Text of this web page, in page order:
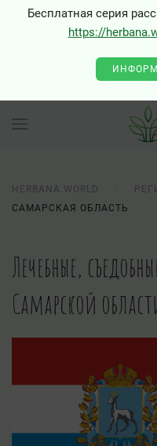
Бесплатная серия
https://
HERBANA.WORLD
САМАРСКАЯ ОБЛАСТЬ
Лечебные,
Самарской